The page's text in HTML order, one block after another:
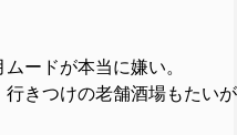
ードが本当に嫌い。
きつけの老舗酒場もたいが